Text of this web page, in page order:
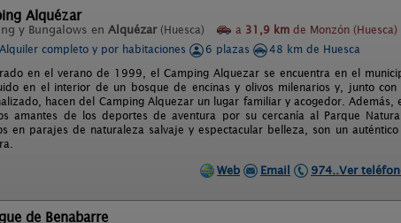
Alquézar
y Bungalows en Alquézar (Huesca) a 31,9 km de Monzón (Huesca)
Alquiler completo y por habitaciones
6 plazas
48 km de Huesca
en el verano de 1999, el Camping Alquezar se encuentra en el
en el interior de un bosque de encinas y olivos milenarios y, junto
hacen del Camping Alquezar un lugar familiar y acogedor.
amantes de los deportes de aventura por su cercanía al Parque
en parajes de naturaleza salvaje y espectacular belleza, son un
Web
Email 974..Ver
de Benabarre